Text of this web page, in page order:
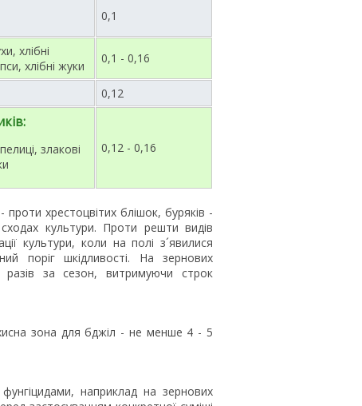
0,1
хлібні
хлібні жуки
0,1 - 0,16
0,12
злакові
0,12 - 0,16
проти хрестоцвітих блішок, буряків -
культури. Проти решти видів
культури, коли на полі з´явилися
поріг шкідливості. На зернових
за сезон, витримуючи строк
зона для бджіл - не менше 4 - 5
наприклад на зернових